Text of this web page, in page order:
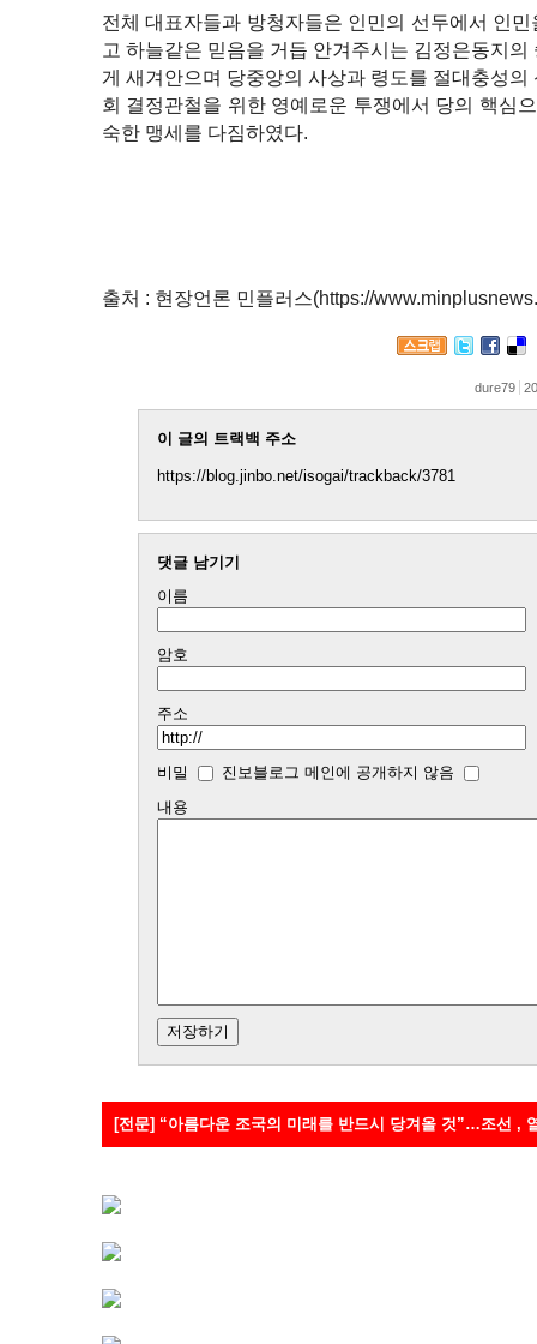
전체 대표자들과 방청자들은 인민의 선두에서 인
고 하늘같은 믿음을 거듭 안겨주시는 김정은동지
게 새겨안으며 당중앙의 사상과 령도를 절대충성
회 결정관철을 위한 영예로운 투쟁에서 당의 핵심
숙한 맹세를 다짐하였다.
출처 : 현장언론 민플러스(https://
dure79
이 글의 트랙백 주소
https://blog.jinbo.net/isogai/trackback/3781
댓글 남기기
이름
암호
주소
비밀
진보블로그 메인에 공개하지 않음
내용
[전문] “아름다운 조국의 미래를 반드시 당겨올 것”…조선 ,